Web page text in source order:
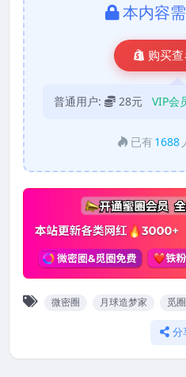
本内容
购买
普通用户: 28元 VIP会
已有 1688
微密圈 月球造梦家 觅圈
分